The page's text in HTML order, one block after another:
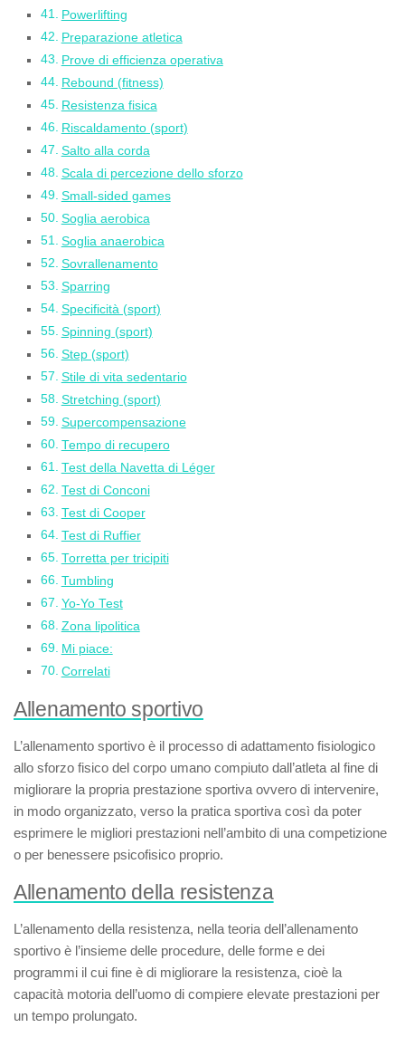
Powerlifting
Preparazione atletica
Prove di efficienza operativa
Rebound (fitness)
Resistenza fisica
Riscaldamento (sport)
Salto alla corda
Scala di percezione dello sforzo
Small-sided games
Soglia aerobica
Soglia anaerobica
Sovrallenamento
Sparring
Specificità (sport)
Spinning (sport)
Step (sport)
Stile di vita sedentario
Stretching (sport)
Supercompensazione
Tempo di recupero
Test della Navetta di Léger
Test di Conconi
Test di Cooper
Test di Ruffier
Torretta per tricipiti
Tumbling
Yo-Yo Test
Zona lipolitica
Mi piace:
Correlati
Allenamento sportivo
L’allenamento sportivo è il processo di adattamento fisiologico
allo sforzo fisico del corpo umano compiuto dall’atleta al fine di
migliorare la propria prestazione sportiva ovvero di intervenire,
in modo organizzato, verso la pratica sportiva così da poter
esprimere le migliori prestazioni nell’ambito di una competizione
o per benessere psicofisico proprio.
Allenamento della resistenza
L’allenamento della resistenza, nella teoria dell’allenamento
sportivo è l’insieme delle procedure, delle forme e dei
programmi il cui fine è di migliorare la resistenza, cioè la
capacità motoria dell’uomo di compiere elevate prestazioni per
un tempo prolungato.